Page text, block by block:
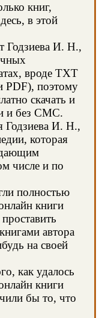
книг,
в этой
Годзиева И. Н.,
вроде TXT
PDF), поэтому
скачать и
и без СМС.
Годзиева И. Н.,
которая
дающим
числе и по
полностью
книги
автора
на своей
как удалось
книги
бы то, что